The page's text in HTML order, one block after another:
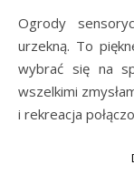
Ogrody sensoryczne w Muszynie z pewnością Was
urzekną. To
wybrać się na
wszelkimi
i rekreacja